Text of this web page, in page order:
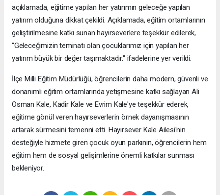
açıklamada, eğitime yapılan her yatırımın geleceğe yapılan
yatırım olduğuna dikkat çekildi. Açıklamada, eğitim ortamlarının
geliştirilmesine katkı sunan hayırseverlere teşekkür edilerek,
"Geleceğimizin teminatı olan çocuklarımız için yapılan her
yatırım büyük bir değer taşımaktadır." ifadelerine yer verildi.
İlçe Milli Eğitim Müdürlüğü, öğrencilerin daha modern, güvenli ve
donanımlı eğitim ortamlarında yetişmesine katkı sağlayan Ali
Osman Kale, Kadir Kale ve Evrim Kale'ye teşekkür ederek,
eğitime gönül veren hayırseverlerin örnek dayanışmasının
artarak sürmesini temenni etti. Hayırsever Kale Ailesi'nin
desteğiyle hizmete giren çocuk oyun parkının, öğrencilerin hem
eğitim hem de sosyal gelişimlerine önemli katkılar sunması
bekleniyor.